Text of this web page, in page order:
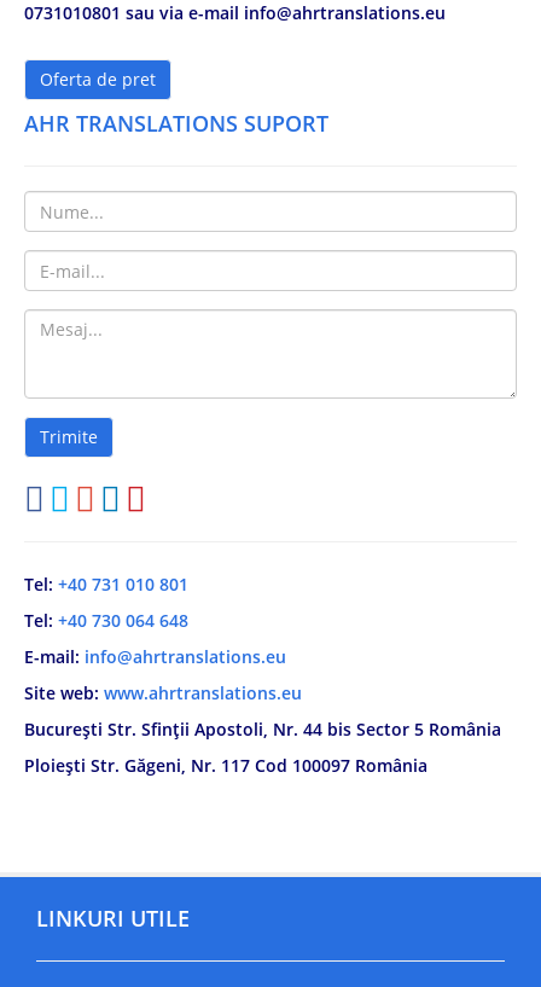
0731010801 sau via e-mail info@ahrtranslations.eu
Oferta de pret
AHR TRANSLATIONS SUPORT
Tel: +40 731 010 801
Tel: +40 730 064 648
E-mail: info@ahrtranslations.eu
Site web: www.ahrtranslations.eu
București Str. Sfinții Apostoli, Nr. 44 bis Sector 5 România
Ploiești Str. Găgeni, Nr. 117 Cod 100097 România
LINKURI UTILE